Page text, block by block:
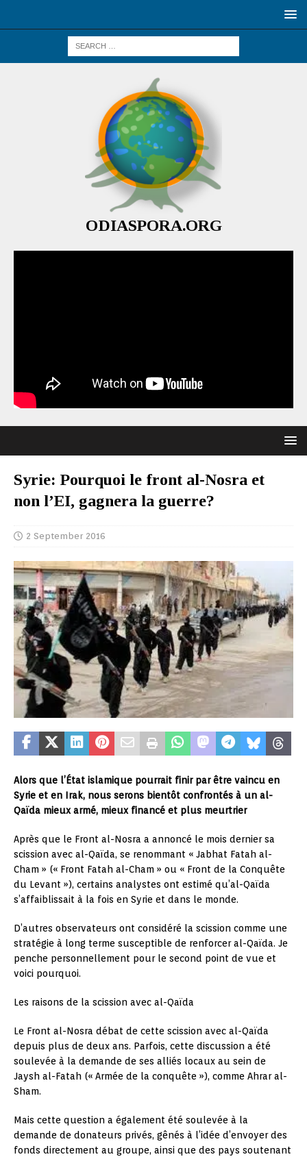
ODIASPORA.ORG
Syrie: Pourquoi le front al-Nosra et
non l’EI, gagnera la guerre?
2 September 2016
Alors que l’État islamique pourrait finir par être vaincu en
Syrie et en Irak, nous serons bientôt confrontés à un al-
Qaïda mieux armé, mieux financé et plus meurtrier
Après que le Front al-Nosra a annoncé le mois dernier sa
scission avec al-Qaïda, se renommant « Jabhat Fatah al-
Cham » (« Front Fatah al-Cham » ou « Front de la Conquête
du Levant »), certains analystes ont estimé qu’al-Qaïda
s’affaiblissait à la fois en Syrie et dans le monde.
D’autres observateurs ont considéré la scission comme une
stratégie à long terme susceptible de renforcer al-Qaïda. Je
penche personnellement pour le second point de vue et
voici pourquoi.
Les raisons de la scission avec al-Qaïda
Le Front al-Nosra débat de cette scission avec al-Qaïda
depuis plus de deux ans. Parfois, cette discussion a été
soulevée à la demande de ses alliés locaux au sein de
Jaysh al-Fatah (« Armée de la conquête »), comme Ahrar al-
Sham.
Mais cette question a également été soulevée à la
demande de donateurs privés, gênés à l’idée d’envoyer des
fonds directement au groupe, ainsi que des pays soutenant